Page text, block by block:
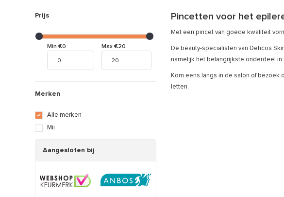
Prijs
Min €0 Max €20
Merken
Alle merken
Mii
Aangesloten bij
Pincetten voor het
Met een pincet van goede kwaliteit
De beauty-specialisten van Dehcos
namelijk het belangrijkste onderdeel
Kom eens langs in de salon of bezoek
letten.